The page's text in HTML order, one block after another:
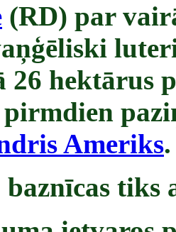
(RD) par
26 hektārus
Ameriks.
baznīcas